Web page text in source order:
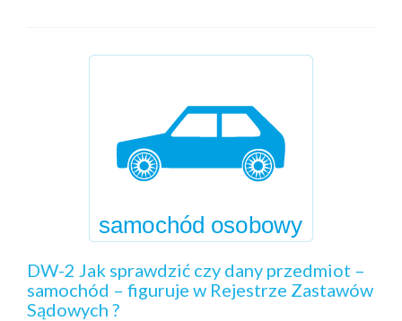
DW-2 Jak sprawdzić czy dany przedmiot –
samochód – figuruje w Rejestrze Zastawów
Sądowych ?